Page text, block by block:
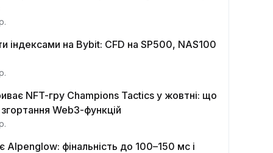
обсяг на опціонах ≥ $2000
індексами на Bybit: CFD на SP500, NAS100
NFT-гру Champions Tactics у жовтні: що
Web3-функцій
Alpenglow: фінальність до 100–150 мс і